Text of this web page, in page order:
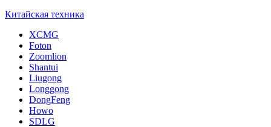
Китайская техника
XCMG
Foton
Zoomlion
Shantui
Liugong
Longgong
DongFeng
Howo
SDLG